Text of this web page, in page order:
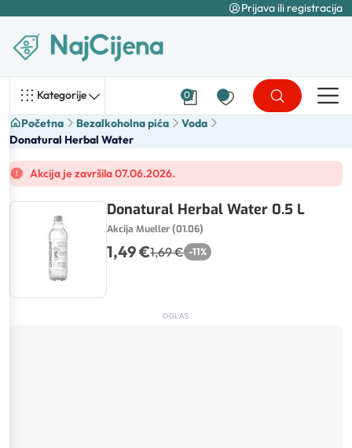
Prijava ili registracija
Kategorije 0
Početna Bezalkoholna pića
Voda
Donatural Herbal Water
Akcija je završila 07.06.2026.
Donatural Herbal Water 0.5 L
Akcija Mueller (01.06)
1,49 €1,69 € -11%
OGLAS